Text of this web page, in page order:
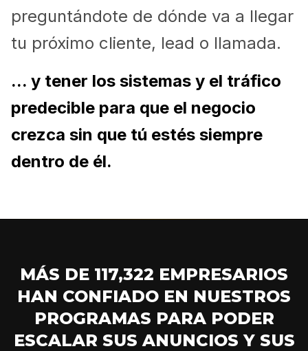
preguntándote de dónde va a llegar
tu próximo cliente, lead o llamada.
... y tener los sistemas y el tráfico
predecible para que el negocio
crezca sin que tú estés siempre
dentro de él.
MÁS DE 117,322 EMPRESARIOS
HAN CONFIADO EN NUESTROS
PROGRAMAS PARA PODER
ESCALAR SUS ANUNCIOS Y SUS